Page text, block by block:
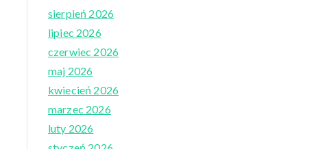
sierpień 2026
lipiec 2026
czerwiec 2026
maj 2026
kwiecień 2026
marzec 2026
luty 2026